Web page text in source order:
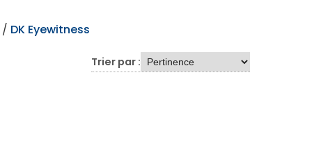
/ DK Eyewitness
Trier par :